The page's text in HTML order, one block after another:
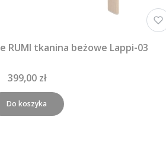
RUMI tkanina beżowe Lappi-03
399,00 zł
Do koszyka